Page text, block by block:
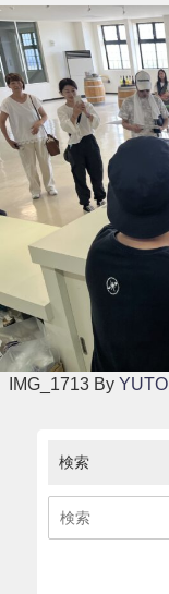
IMG_1713 By YUTO
検索